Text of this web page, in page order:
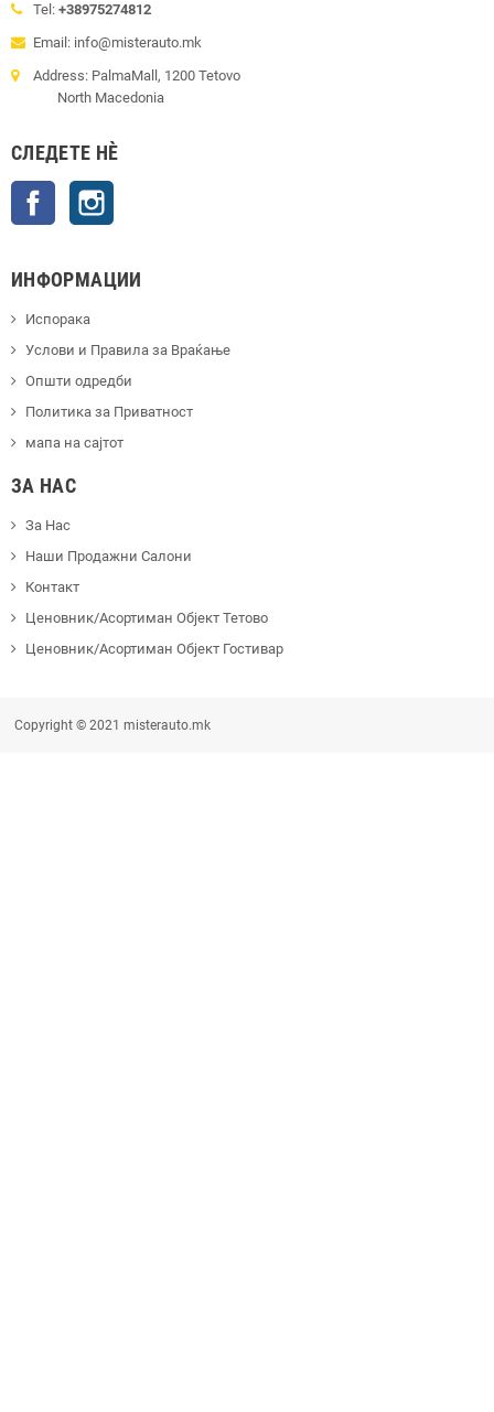
Tel: +38975274812
Email: info@misterauto.mk
Address: PalmaMall, 1200 Tetovo
North Macedonia
СЛЕДЕТЕ НÈ
Facebook
ИНФОРМАЦИИ
Испорака
Услови и Правила за Враќање
Општи одредби
Политика за Приватност
мапа на сајтот
ЗА НАС
За Нас
Наши Продажни Салони
Контакт
Ценовник/Асортиман Објект Тетово
Ценовник/Асортиман Објект Гостивар
Copyright © 2021 misterauto.mk